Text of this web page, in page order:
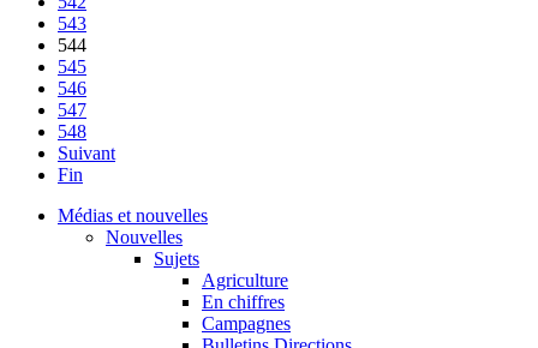
543
544
545
546
547
548
Suivant
Fin
Médias et nouvelles
Nouvelles
Sujets
Agriculture
En chiffres
Campagnes